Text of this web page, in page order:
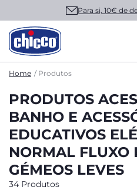
Para si, 10€ de
Home Produtos
PRODUTOS
BANHO E
EDUCATIVOS
NORMAL FLUXO
GÉMEOS LEVES
34 Produtos